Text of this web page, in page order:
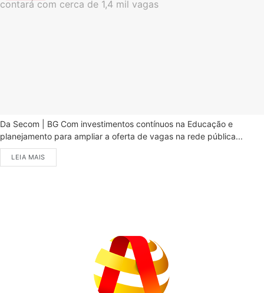
Da Secom | BG Com investimentos contínuos na Educação e
planejamento para ampliar a oferta de vagas na rede pública...
LEIA MAIS